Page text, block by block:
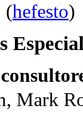
(hefesto)
Mark